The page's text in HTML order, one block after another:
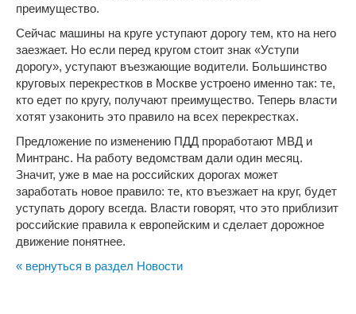
преимущество.
Сейчас машины на круге уступают дорогу тем, кто на него
заезжает. Но если перед кругом стоит знак «Уступи
дорогу», уступают въезжающие водители. Большинство
круговых перекрестков в Москве устроено именно так: те,
кто едет по кругу, получают преимущество. Теперь власти
хотят узаконить это правило на всех перекрестках.
Предложение по изменению ПДД проработают МВД и
Минтранс. На работу ведомствам дали один месяц.
Значит, уже в мае на российских дорогах может
заработать новое правило: те, кто въезжает на круг, будет
уступать дорогу всегда. Власти говорят, что это приблизит
российские правила к европейским и сделает дорожное
движение понятнее.
« вернуться в раздел Новости